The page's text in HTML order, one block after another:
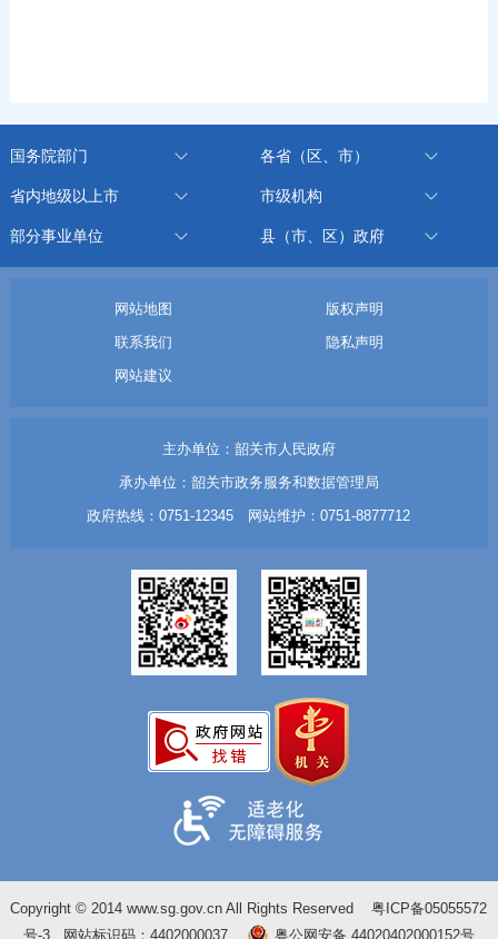
国务院部门 各省（区、市）
省内地级以上市 市级机构
部分事业单位 县（市、区）政府
网站地图
版权声明
联系我们
隐私声明
网站建议
主办单位：韶关市人民政府
承办单位：韶关市政务服务和数据管理局
政府热线：0751-12345 网站维护：0751-8877712
Copyright © 2014 www.sg.gov.cn All Rights Reserved粤ICP备05055572
号-3网站标识码：4402000037 粤公网安备 44020402000152号